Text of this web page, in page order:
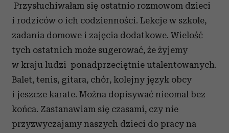
Przysłuchiwałam się ostatnio rozmowom dzieci
i rodziców o ich codzienności. Lekcje w szkole,
zadania domowe i zajęcia dodatkowe. Wielość
tych ostatnich może sugerować, że żyjemy
w kraju ludzi ponadprzeciętnie utalentowanych.
Balet, tenis, gitara, chór, kolejny język obcy
i jeszcze karate. Można dopisywać nieomal bez
końca. Zastanawiam się czasami, czy nie
przyzwyczajamy naszych dzieci do pracy na